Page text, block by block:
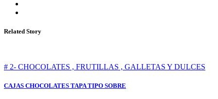
Related Story
# 2- CHOCOLATES , FRUTILLAS , GALLETAS Y DULCES
CAJAS CHOCOLATES TAPA TIPO SOBRE